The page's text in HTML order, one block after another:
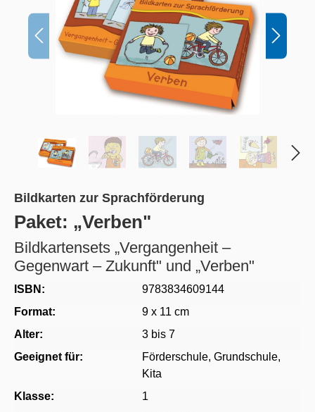
Bildkarten zur Sprachförderung
Paket: „Verben"
Bildkartensets „Vergangenheit –
Gegenwart – Zukunft" und „Verben"
ISBN:
9783834609144
Format:
9 x 11 cm
Alter:
3 bis 7
Geeignet für:
Förderschule, Grundschule,
Kita
Klasse:
1